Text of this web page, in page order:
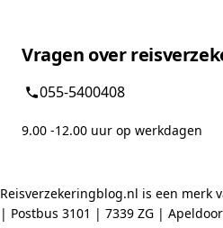
Vragen over
055-5400408
9.00 -12.00 uur op werkdagen
Reisverzekeringblog.nl is een merk
| Postbus 3101 | 7339 ZG |